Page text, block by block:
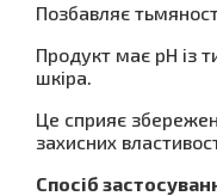
Позбавляє
Продукт має рН із
шкіра.
Це сприяє
захисних
Спосіб